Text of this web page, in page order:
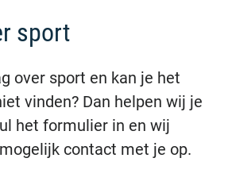
sport
over sport en kan je het
vinden? Dan helpen wij je
het formulier in en wij
contact met je op.